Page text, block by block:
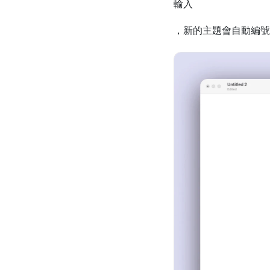
輸入
，新的主題會自動編